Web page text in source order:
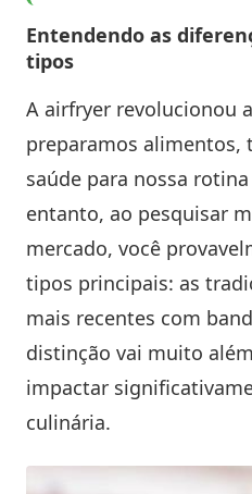
Entendendo as
tipos
A airfryer revolucionou
preparamos alimentos,
saúde para nossa
entanto, ao pesquisar
mercado, você
tipos principais: as
mais recentes com
distinção vai muito
impactar
culinária.